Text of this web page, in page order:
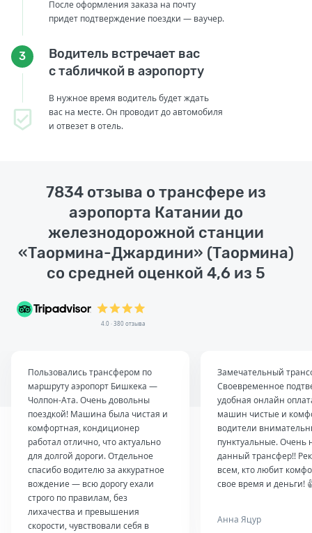
После оформления заказа на почту
придет подтверждение поездки — ваучер.
3
Водитель встречает вас
с табличкой в аэропорту
В нужное время водитель будет ждать
вас на месте. Он проводит до автомобиля
и отвезет в отель.
7834 отзыва о трансфере из
аэропорта Катании до
железнодорожной станции
«Таормина-Джардини» (Таормина)
со средней оценкой 4,6 из 5
4.0 · 380 отзыва
Пользовались трансфером по
маршруту аэропорт Бишкека —
Чолпон-Ата. Очень довольны
поездкой! Машина была чистая и
комфортная, кондиционер
работал отлично, что актуально
для долгой дороги. Отдельное
спасибо водителю за аккуратное
вождение — всю дорогу ехали
строго по правилам, без
лихачества и превышения
скорости, чувствовали себя в
Замечательный
Своевременное
удобная онлайн
машин чистые и
водители
пунктуальные. Очень
данный трансфер!!
всем, кто любит
свое время и деньги!
Анна Яцур